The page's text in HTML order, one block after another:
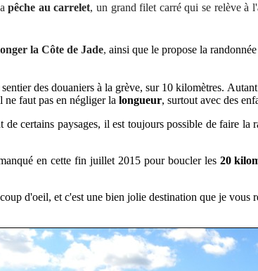
pêche au carrelet, un grand filet carré qui se relève à
la Côte de Jade, ainsi que le propose la
des douaniers à la grève, sur 10 kilomètres.
ne faut pas en négliger la longueur, surtout avec des
de certains paysages, il est toujours possible de faire
en cette fin juillet 2015 pour boucler les 20
d'oeil, et c'est une bien jolie destination que je vous